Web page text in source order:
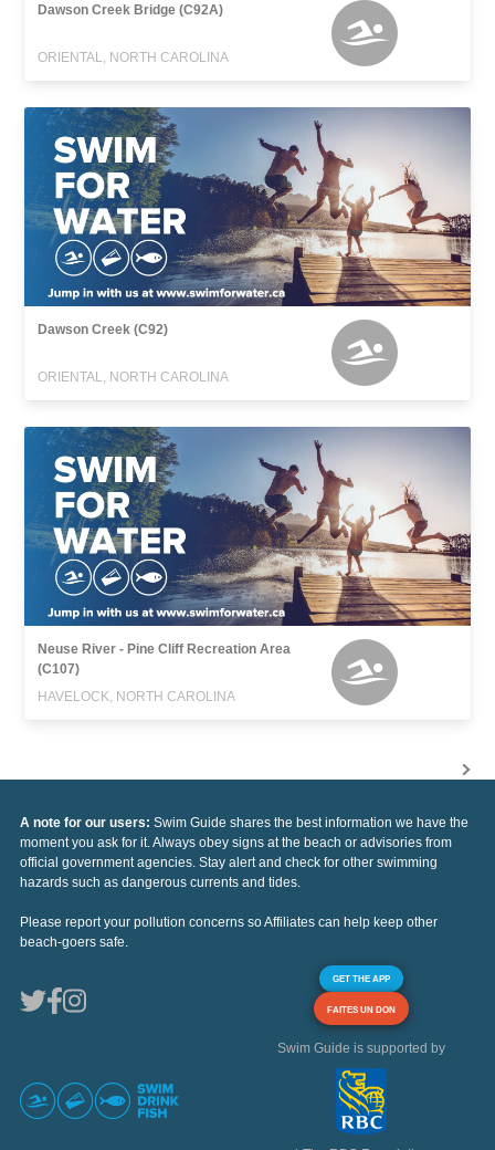
Dawson Creek Bridge (C92A)
ORIENTAL, NORTH CAROLINA
Dawson Creek (C92)
ORIENTAL, NORTH CAROLINA
Neuse River - Pine Cliff Recreation Area
(C107)
HAVELOCK, NORTH CAROLINA
A note for our users: Swim Guide shares the best information we have the
moment you ask for it. Always obey signs at the beach or advisories from
official government agencies. Stay alert and check for other swimming
hazards such as dangerous currents and tides.
Please report your pollution concerns so Affiliates can help keep other
beach-goers safe.
GET THE APP
FAITES UN DON
Swim Guide is supported by